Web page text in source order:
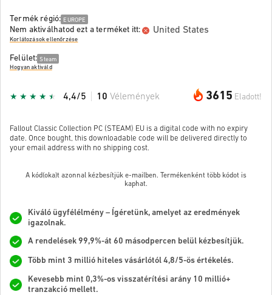
Termék régió: EUROPE
Nem aktiválhatod ezt a terméket itt: United States
Korlátozások ellenőrzése
Felület: Steam
Hogyan aktiváld
3615 Eladott!
4,4/5 10 Vélemények
Fallout Classic Collection PC (STEAM) EU is a digital code with no expiry
date. Once bought, this downloadable code will be delivered directly to
your email address with no shipping cost.
A kód(oka)t azonnal kézbesítjük e-mailben. Termékenként több kódot is
kaphat.
Kiváló ügyfélélmény – Ígéretünk, amelyet az eredmények
igazolnak.
A rendelések 99,9%-át 60 másodpercen belül kézbesítjük.
Több mint 3 millió hiteles vásárlótól 4,8/5-ös értékelés.
Kevesebb mint 0,3%-os visszatérítési arány 10 millió+
tranzakció mellett.